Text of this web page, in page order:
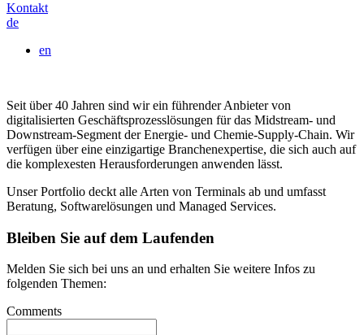
Kontakt
de
en
Seit über 40 Jahren sind wir ein führender Anbieter von
digitalisierten Geschäftsprozesslösungen für das Midstream- und
Downstream-Segment der Energie- und Chemie-Supply-Chain. Wir
verfügen über eine einzigartige Branchenexpertise, die sich auch auf
die komplexesten Herausforderungen anwenden lässt.
Unser Portfolio deckt alle Arten von Terminals ab und umfasst
Beratung, Softwarelösungen und Managed Services.
Bleiben Sie auf dem Laufenden
Melden Sie sich bei uns an und erhalten Sie weitere Infos zu
folgenden Themen:
Comments